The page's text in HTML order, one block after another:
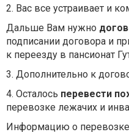
2. Вас все устраивает и
Дальше Вам нужно
подписании договора и
к переезду в пансионат
3. Дополнительно к
4. Осталось перевести
перевозке лежачих и
Информацию о перевозке